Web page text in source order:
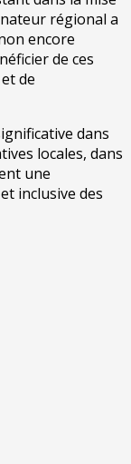
régional a
encore
de ces
de
dans
locales, dans
une
inclusive des